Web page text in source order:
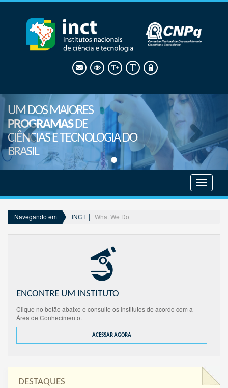
UM DOS MAIORES
PROGRAMASDE
CIÊNCIAS E TECNOLOGIA DO
BRASIL
menu
Navegando em INCT What We Do
ENCONTRE UM INSTITUTO
Clique no botão abaixo e consulte os Institutos de acordo com a
Área de Conhecimento.
ACESSAR AGORA
DESTAQUES